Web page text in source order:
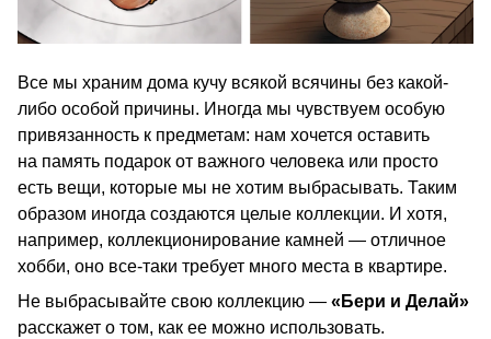
Все мы храним дома кучу всякой всячины без какой-
либо особой причины. Иногда мы чувствуем особую
привязанность к предметам: нам хочется оставить
на память подарок от важного человека или просто
есть вещи, которые мы не хотим выбрасывать. Таким
образом иногда создаются целые коллекции. И хотя,
например, коллекционирование камней — отличное
хобби, оно все-таки требует много места в квартире.
Не выбрасывайте свою коллекцию — «Бери и Делай»
расскажет о том, как ее можно использовать.